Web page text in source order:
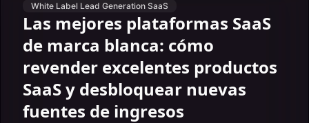
White Label Lead Generation SaaS
Las mejores plataformas SaaS
de marca blanca: cómo
revender excelentes productos
SaaS y desbloquear nuevas
fuentes de ingresos